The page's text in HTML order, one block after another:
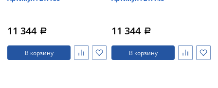
60MC)
11 344 a
В корзину
TILE-70MB)
11 344 a
В корзину